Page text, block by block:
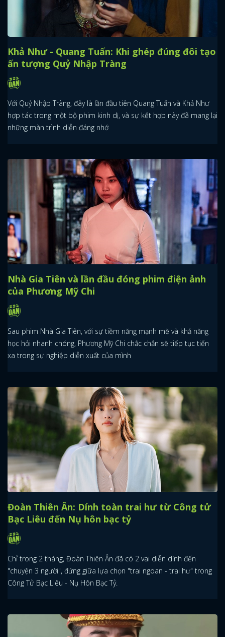
Khả Như - Quang Tuấn: Khi ghép đúng đôi tạo
ấn tượng Quỷ Nhập Tràng
Với Quỷ Nhập Tràng, đây là lần đầu tiên Quang Tuấn và Khả Như
hợp tác trong một bộ phim kinh dị, và sự kết hợp này đã mang lại
những màn trình diễn đáng nhớ
Nhà Gia Tiên và lần đầu đóng phim điện ảnh
của Phương Mỹ Chi
Sau phim Nhà Gia Tiên, với sự tiềm năng mạnh mẽ và khả năng
học hỏi nhanh chóng, Phương Mỹ Chi chắc chắn sẽ tiếp tục tiến
xa trong sự nghiệp diễn xuất của mình
Đoàn Thiên Ân: Dính toàn trai hư từ Công tử
Bạc Liêu đến Nụ hôn bạc tỷ
Chỉ trong 2 tháng, Đoàn Thiên Ân đã có 2 vai diễn dính đến
"chuyện 3 người", đứng giữa lựa chọn "trai ngoan - trai hư" trong
Công Tử Bạc Liêu - Nụ Hôn Bạc Tỷ.